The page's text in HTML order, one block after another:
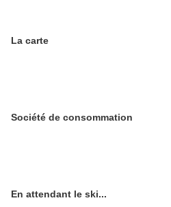
La carte
Société de consommation
En attendant le ski...